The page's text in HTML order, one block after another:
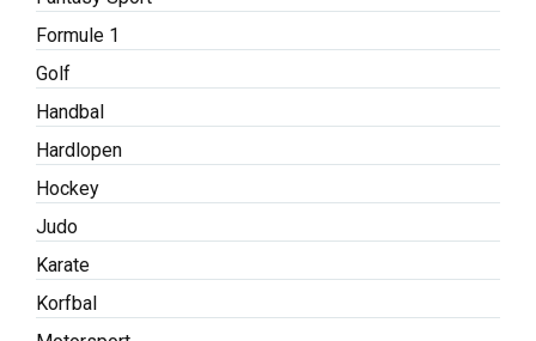
Formule 1
Golf
Handbal
Hardlopen
Hockey
Judo
Karate
Korfbal